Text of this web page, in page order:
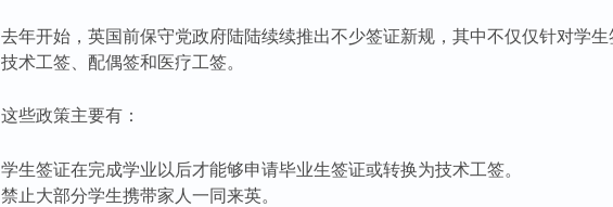
去年开始，英国前保守党政府陆陆续续推出不少签证新规，其中不仅仅针对学
技术工签、配偶签和医疗工签。
这些政策主要有：
学生签证在完成学业以后才能够申请毕业生签证或转换为技术工签。
禁止大部分学生携带家人一同来英。